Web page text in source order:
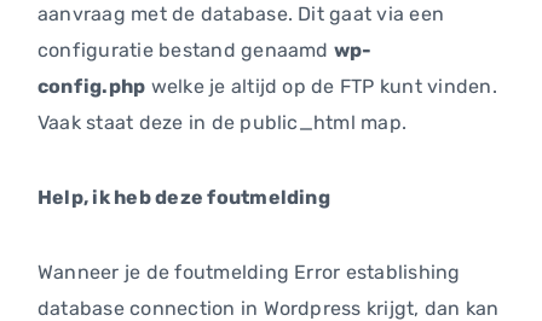
aanvraag met de database. Dit gaat via een
configuratie bestand genaamd wp-
config.php welke je altijd op de FTP kunt vinden.
Vaak staat deze in de public_html map.
Help, ik heb deze foutmelding
Wanneer je de foutmelding Error establishing
database connection in Wordpress krijgt, dan kan